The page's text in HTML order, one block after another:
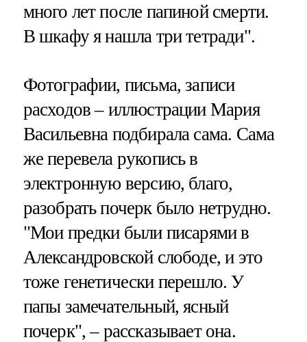
много лет после папиной смерти.
В шкафу я нашла три тетради".
Фотографии, письма, записи
расходов – иллюстрации Мария
Васильевна подбирала сама. Сама
же перевела рукопись в
электронную версию, благо,
разобрать почерк было нетрудно.
"Мои предки были писарями в
Александровской слободе, и это
тоже генетически перешло. У
папы замечательный, ясный
почерк", – рассказывает она.